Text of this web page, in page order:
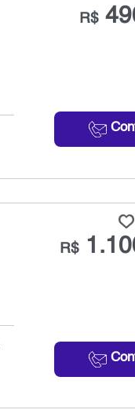
R$
R$